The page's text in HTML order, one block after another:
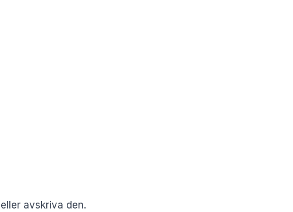
avskriva den.